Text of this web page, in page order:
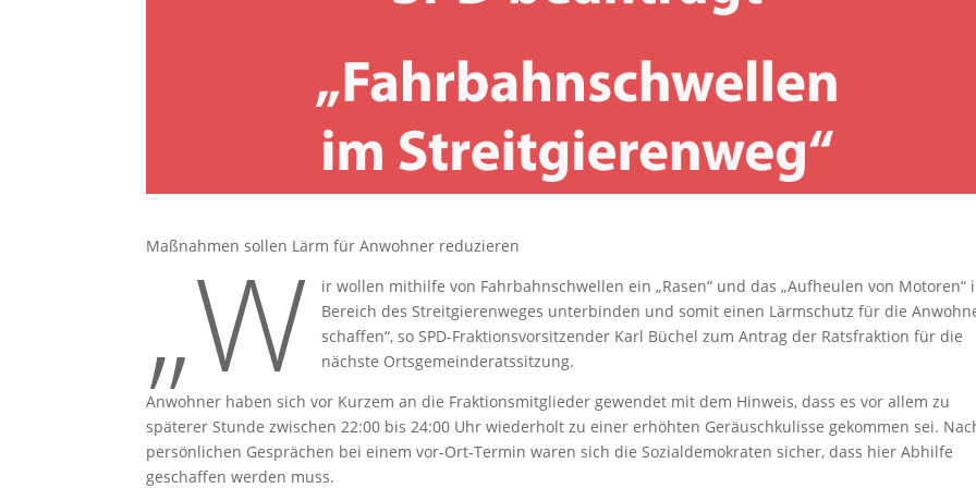
Maßnahmen sollen Lärm für Anwohner reduzieren
„W
ir wollen mithilfe von Fahrbahnschwellen ein „Rasen“ und das „Aufheulen von Motoren“
Bereich des Streitgierenweges unterbinden und somit einen Lärmschutz für die
schaffen“, so SPD-Fraktionsvorsitzender Karl Büchel zum Antrag der Ratsfraktion für die
nächste Ortsgemeinderatssitzung.
Anwohner haben sich vor Kurzem an die Fraktionsmitglieder gewendet mit dem Hinweis, dass es vor allem zu
späterer Stunde zwischen 22:00 bis 24:00 Uhr wiederholt zu einer erhöhten Geräuschkulisse gekommen sei.
persönlichen Gesprächen bei einem vor-Ort-Termin waren sich die Sozialdemokraten sicher, dass hier Abhilfe
geschaffen werden muss.